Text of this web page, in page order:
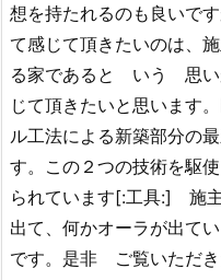
想を持たれるのも良いで
て感じて頂きたいのは、
る家であると いう 思い
じて頂きたいと思います
ル工法による新築部分の
す。この２つの技術を駆
られています[:工具:] 施
出て、何かオーラが出て
です。是非 ご覧いただき